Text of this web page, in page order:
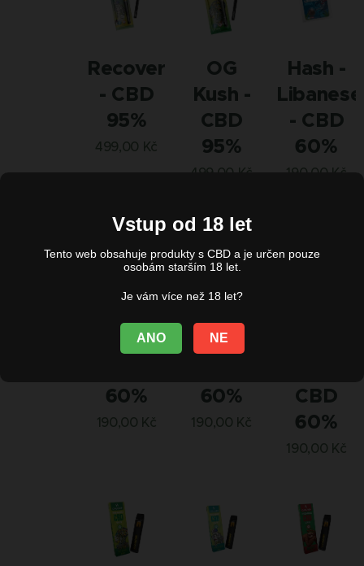
Vstup od 18 let
Tento web obsahuje produkty s CBD a je určen pouze
osobám starším 18 let.
Je vám více než 18 let?
ANO NE
Recovery
- CBD
95%
499,00 Kč
OG
Kush -
CBD
95%
499,00 Kč
Hash -
Libanese
- CBD
60%
190,00 Kč
Hash -
Choco -
60%
Vyprodáno
190,00 Kč
Hash -
Banana
60%
Vyprodáno
190,00 Kč
CBD
60%
190,00 Kč